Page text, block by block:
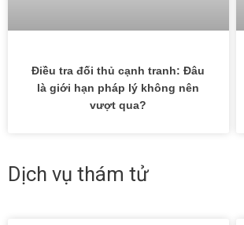
Điều tra đối thủ cạnh tranh: Đâu
là giới hạn pháp lý không nên
vượt qua?
Dịch vụ thám tử